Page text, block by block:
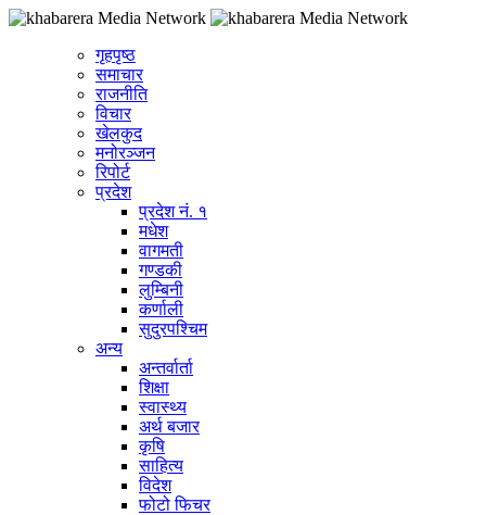
गृहपृष्ठ
समाचार
राजनीति
विचार
खेलकुद
मनोरञ्जन
रिपोर्ट
प्रदेश
प्रदेश नं. १
मधेश
वागमती
गण्डकी
लुम्बिनी
कर्णाली
सुदुरपश्चिम
अन्य
अन्तर्वार्ता
शिक्षा
स्वास्थ्य
अर्थ बजार
कृषि
साहित्य
विदेश
फोटो फिचर